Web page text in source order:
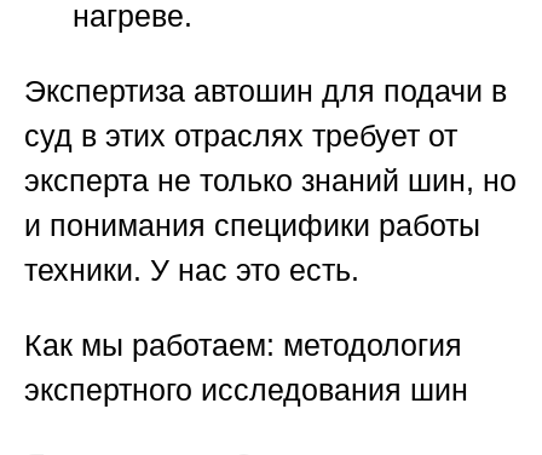
нагреве.
Экспертиза автошин для подачи в
суд в этих отраслях требует от
эксперта не только знаний шин, но
и понимания специфики работы
техники. У нас это есть.
Как мы работаем: методология
экспертного исследования шин